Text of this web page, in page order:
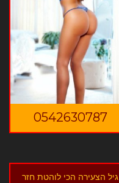
0542630787
גיל הצעירה הכי לוהטת חזר